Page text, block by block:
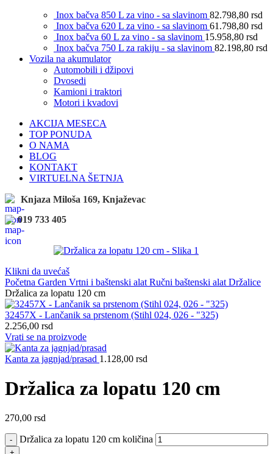
Inox bačva 850 L za vino - sa slavinom 82.798,80 rsd
Inox bačva 620 L za vino - sa slavinom 61.798,80 rsd
Inox bačva 60 L za vino - sa slavinom 15.958,80 rsd
Inox bačva 750 L za rakiju - sa slavinom 82.198,80 rsd
Vozila na akumulator
Automobili i džipovi
Dvosedi
Kamioni i traktori
Motori i kvadovi
AKCIJA MESECA
TOP PONUDA
O NAMA
BLOG
KONTAKT
VIRTUELNA ŠETNJA
Knjaza Miloša 169, Knjaževac
019 733 405
Klikni da uvećaš
Početna Garden Vrtni i baštenski alat Ručni baštenski alat Držalice
Držalica za lopatu 120 cm
32457X - Lančanik sa prstenom (Stihl 024, 026 - "325)
2.256,00 rsd
Vrati se na proizvode
Kanta za jagnjad/prasad 1.128,00 rsd
Držalica za lopatu 120 cm
270,00 rsd
Držalica za lopatu 120 cm količina